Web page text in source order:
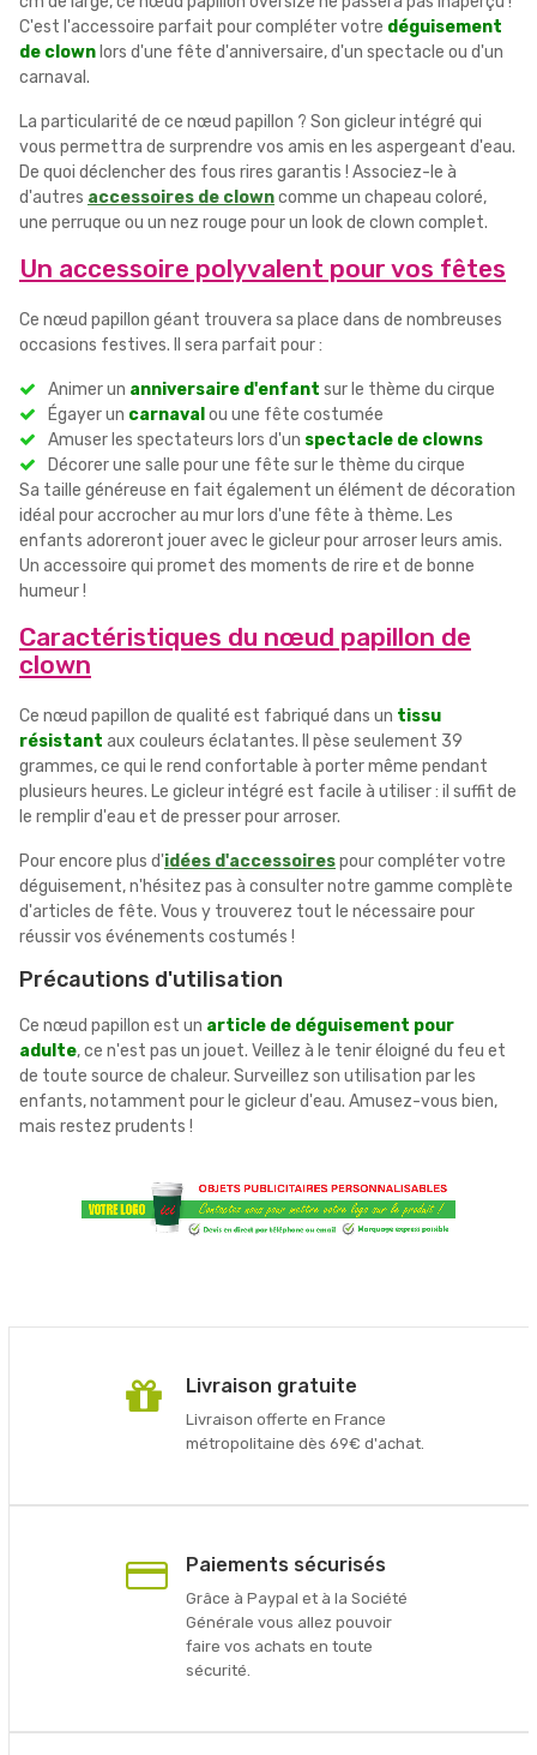
C'est l'accessoire parfait pour compléter votre déguisement
de clown lors d'une fête d'anniversaire, d'un spectacle ou d'un
carnaval.
La particularité de ce nœud papillon ? Son gicleur intégré qui
vous permettra de surprendre vos amis en les aspergeant d'eau.
De quoi déclencher des fous rires garantis ! Associez-le à
d'autres accessoires de clowncomme un chapeau coloré,
une perruque ou un nez rouge pour un look de clown complet.
Un accessoire polyvalent pour vos fêtes
Ce nœud papillon géant trouvera sa place dans de nombreuses
occasions festives. Il sera parfait pour :
Animer un anniversaire d'enfant sur le thème du cirque
Égayer un carnaval ou une fête costumée
Amuser les spectateurs lors d'un spectacle de clowns
Décorer une salle pour une fête sur le thème du cirque
Sa taille généreuse en fait également un élément de décoration
idéal pour accrocher au mur lors d'une fête à thème. Les
enfants adoreront jouer avec le gicleur pour arroser leurs amis.
Un accessoire qui promet des moments de rire et de bonne
humeur !
Caractéristiques du nœud papillon de
clown
Ce nœud papillon de qualité est fabriqué dans un tissu
résistant aux couleurs éclatantes. Il pèse seulement 39
grammes, ce qui le rend confortable à porter même pendant
plusieurs heures. Le gicleur intégré est facile à utiliser : il suffit de
le remplir d'eau et de presser pour arroser.
Pour encore plus d'idées d'accessoirespour compléter votre
déguisement, n'hésitez pas à consulter notre gamme complète
d'articles de fête. Vous y trouverez tout le nécessaire pour
réussir vos événements costumés !
Précautions d'utilisation
Ce nœud papillon est un article de déguisement pour
adulte, ce n'est pas un jouet. Veillez à le tenir éloigné du feu et
de toute source de chaleur. Surveillez son utilisation par les
enfants, notamment pour le gicleur d'eau. Amusez-vous bien,
mais restez prudents !
Livraison gratuite
Livraison offerte en France
métropolitaine dès 69€ d'achat.
Paiements sécurisés
Grâce à Paypal et à la Société
Générale vous allez pouvoir
faire vos achats en toute
sécurité.